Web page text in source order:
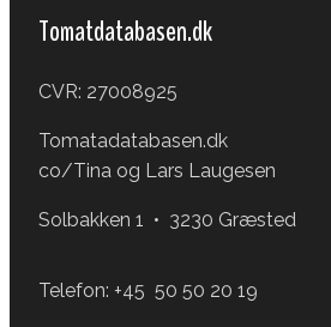
Tomatdatabasen.dk
CVR: 27008925
Tomatadatabasen.dk
co/Tina og Lars Laugesen
Solbakken 1 • 3230 Græsted
Telefon: +45 50 50 20 19